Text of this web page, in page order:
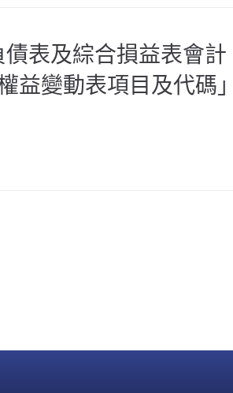
表及綜合損益表會計
益變動表項目及代碼」